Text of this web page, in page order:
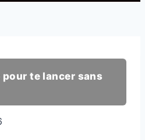
te lancer sans